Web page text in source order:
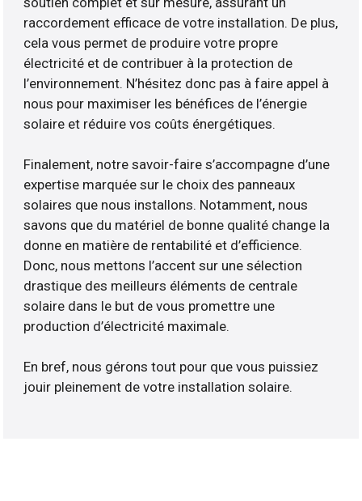
raccordement efficace de votre installation. De plus,
cela vous permet de produire votre propre
électricité et de contribuer à la protection de
l’environnement. N’hésitez donc pas à faire appel à
nous pour maximiser les bénéfices de l’énergie
solaire et réduire vos coûts énergétiques.
Finalement, notre savoir-faire s’accompagne d’une
expertise marquée sur le choix des panneaux
solaires que nous installons. Notamment, nous
savons que du matériel de bonne qualité change la
donne en matière de rentabilité et d’efficience.
Donc, nous mettons l’accent sur une sélection
drastique des meilleurs éléments de centrale
solaire dans le but de vous promettre une
production d’électricité maximale.
En bref, nous gérons tout pour que vous puissiez
jouir pleinement de votre installation solaire.